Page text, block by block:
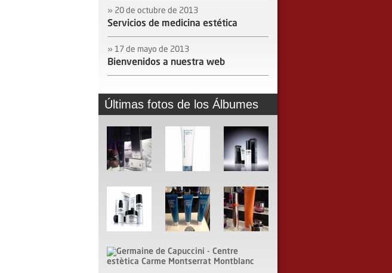
» 20 de octubre de 2013
Servicios de medicina estética
» 17 de mayo de 2013
Bienvenidos a nuestra web
Últimas fotos de los Álbumes